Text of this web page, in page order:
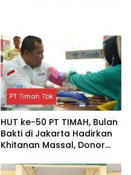
PT Timah Tbk
HUT ke-50 PT TIMAH, Bulan
Bakti di Jakarta Hadirkan
Khitanan Massal, Donor
Kesehatan Gratis